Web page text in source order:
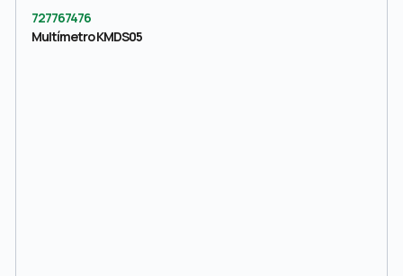
727767476
Multímetro KMDS05